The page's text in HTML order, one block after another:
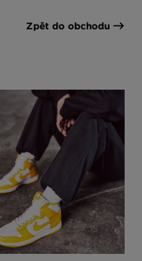
Zpět do obchodu